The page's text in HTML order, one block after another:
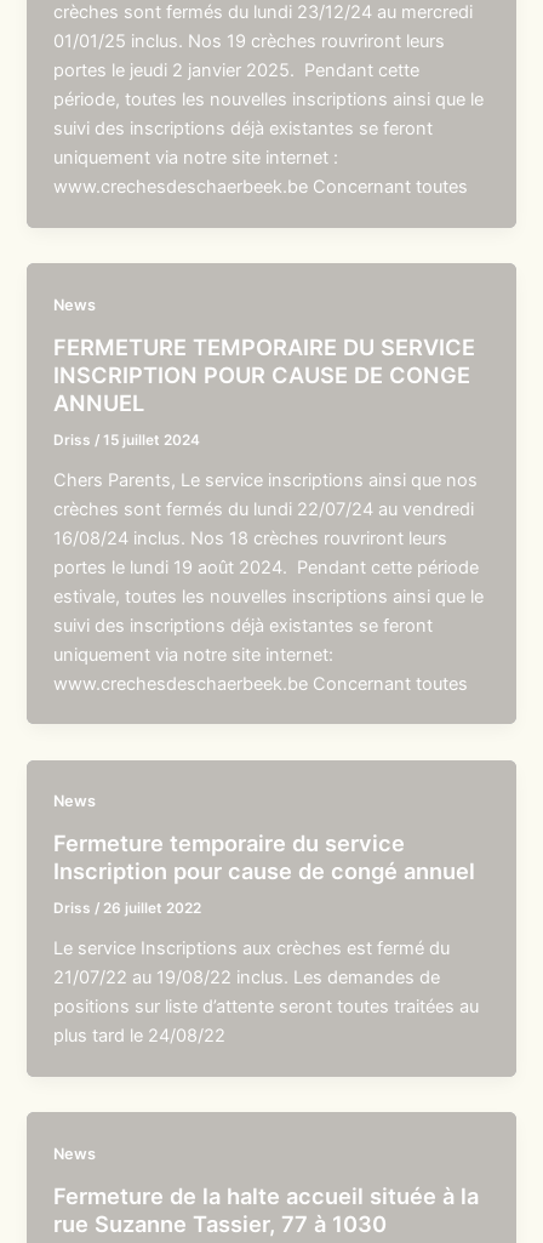
crèches sont fermés du lundi 23/12/24 au mercredi
01/01/25 inclus. Nos 19 crèches rouvriront leurs
portes le jeudi 2 janvier 2025. Pendant cette
période, toutes les nouvelles inscriptions ainsi que le
suivi des inscriptions déjà existantes se feront
uniquement via notre site internet :
www.crechesdeschaerbeek.be Concernant toutes
News
FERMETURE TEMPORAIRE DU SERVICE
INSCRIPTION POUR CAUSE DE CONGE
ANNUEL
Driss /15 juillet 2024
Chers Parents, Le service inscriptions ainsi que nos
crèches sont fermés du lundi 22/07/24 au vendredi
16/08/24 inclus. Nos 18 crèches rouvriront leurs
portes le lundi 19 août 2024. Pendant cette période
estivale, toutes les nouvelles inscriptions ainsi que le
suivi des inscriptions déjà existantes se feront
uniquement via notre site internet:
www.crechesdeschaerbeek.be Concernant toutes
News
Fermeture temporaire du service
Inscription pour cause de congé annuel
Driss / 26 juillet 2022
Le service Inscriptions aux crèches est fermé du
21/07/22 au 19/08/22 inclus. Les demandes de
positions sur liste d’attente seront toutes traitées au
plus tard le 24/08/22
News
Fermeture de la halte accueil située à la
rue Suzanne Tassier, 77 à 1030